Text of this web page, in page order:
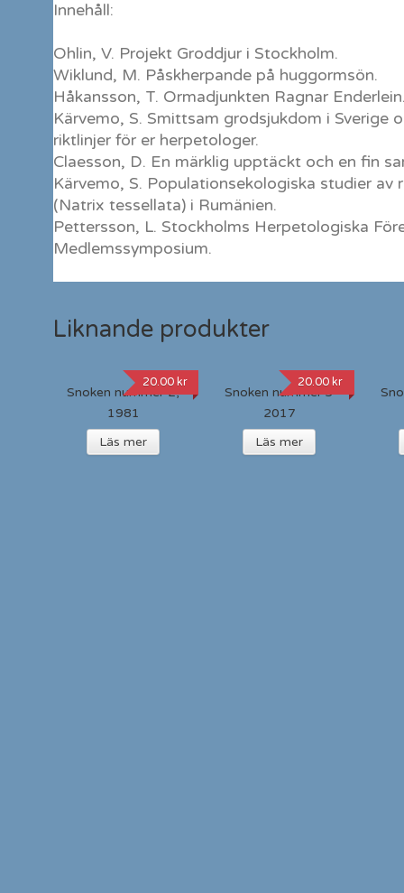
Innehåll:
Ohlin, V. Projekt Groddjur i Stockholm.
Wiklund, M. Påskherpande på huggormsön.
Håkansson, T. Ormadjunkten Ragnar
Kärvemo, S. Smittsam grodsjukdom i Sverige
riktlinjer för er herpetologer.
Claesson, D. En märklig upptäckt och en fin
Kärvemo, S. Populationsekologiska studier av
(Natrix tessellata) i Rumänien.
Pettersson, L. Stockholms Herpetologiska
Medlemssymposium.
Liknande produkter
Snoken nummer 2,
1981
20.00 kr
Läs mer
Snoken nummer 3
2017
20.00kr
Läs mer